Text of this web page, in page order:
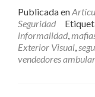
Publicada en
Seguridad
informalidad,
Exterior Visual,
vendedores